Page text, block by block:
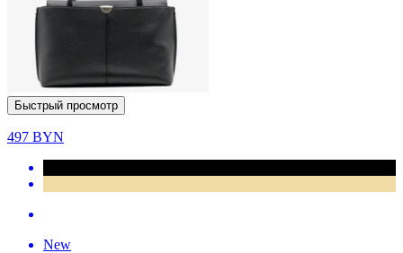
Быстрый просмотр
497 BYN
New